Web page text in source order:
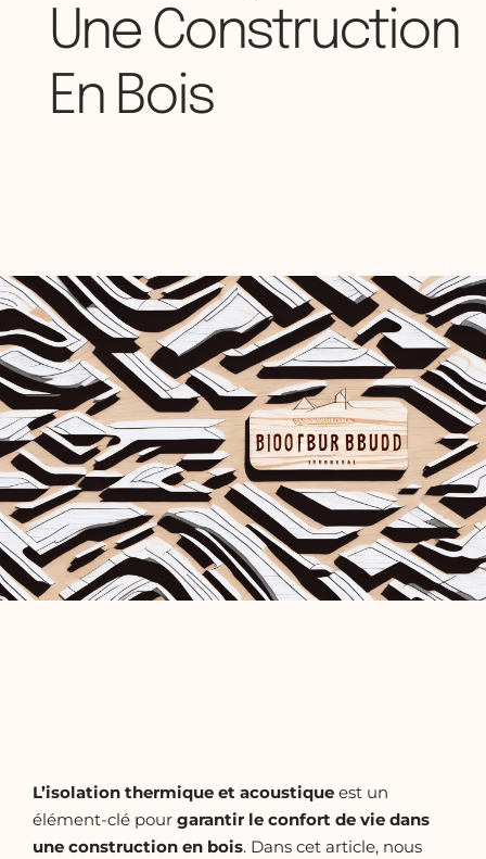
Une Construction
En Bois
L’isolation thermique et acoustique est un
élément-clé pour garantir le confort de vie dans
une construction en bois. Dans cet article, nous